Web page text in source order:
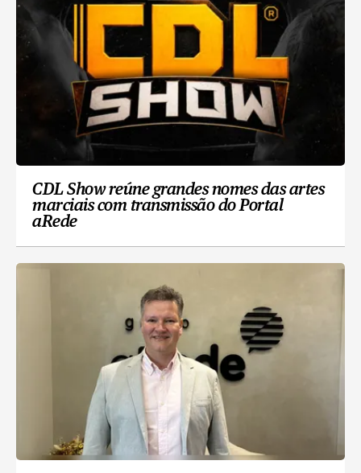
CDL Show reúne grandes nomes das artes
marciais com transmissão do Portal
aRede